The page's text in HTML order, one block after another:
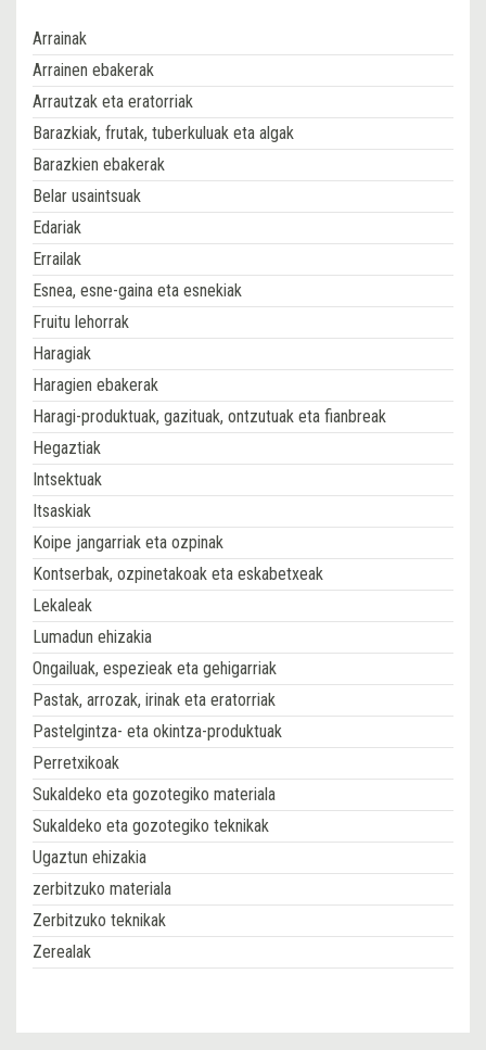
Arrainak
Arrainen ebakerak
Arrautzak eta eratorriak
Barazkiak, frutak, tuberkuluak eta algak
Barazkien ebakerak
Belar usaintsuak
Edariak
Errailak
Esnea, esne-gaina eta esnekiak
Fruitu lehorrak
Haragiak
Haragien ebakerak
Haragi-produktuak, gazituak, ontzutuak eta fianbreak
Hegaztiak
Intsektuak
Itsaskiak
Koipe jangarriak eta ozpinak
Kontserbak, ozpinetakoak eta eskabetxeak
Lekaleak
Lumadun ehizakia
Ongailuak, espezieak eta gehigarriak
Pastak, arrozak, irinak eta eratorriak
Pastelgintza- eta okintza-produktuak
Perretxikoak
Sukaldeko eta gozotegiko materiala
Sukaldeko eta gozotegiko teknikak
Ugaztun ehizakia
zerbitzuko materiala
Zerbitzuko teknikak
Zerealak